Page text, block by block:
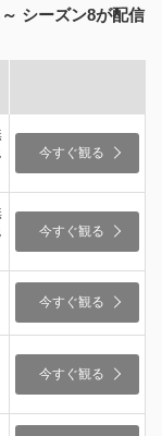
シーズン8が配信
今すぐ観る
今すぐ観る
今すぐ観る
今すぐ観る